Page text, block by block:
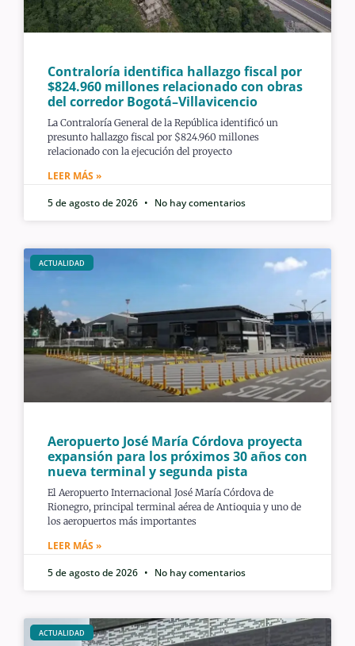
Contraloría identifica hallazgo fiscal por
$824.960 millones relacionado con obras
del corredor Bogotá–Villavicencio
La Contraloría General de la República identificó un
presunto hallazgo fiscal por $824.960 millones
relacionado con la ejecución del proyecto
LEER MÁS »
5 de agosto de 2026
No hay comentarios
ACTUALIDAD
Aeropuerto José María Córdova proyecta
expansión para los próximos 30 años con
nueva terminal y segunda pista
El Aeropuerto Internacional José María Córdova de
Rionegro, principal terminal aérea de Antioquia y uno de
los aeropuertos más importantes
LEER MÁS »
5 de agosto de 2026
No hay comentarios
ACTUALIDAD